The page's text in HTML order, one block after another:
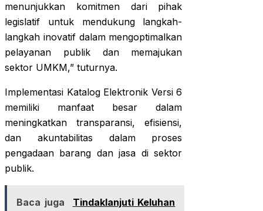
menunjukkan komitmen dari pihak
legislatif untuk mendukung langkah-
langkah inovatif dalam mengoptimalkan
pelayanan publik dan memajukan
sektor UMKM,” tuturnya.
Implementasi Katalog Elektronik Versi 6
memiliki manfaat besar dalam
meningkatkan transparansi, efisiensi,
dan akuntabilitas dalam proses
pengadaan barang dan jasa di sektor
publik.
Baca juga
Tindaklanjuti Keluhan